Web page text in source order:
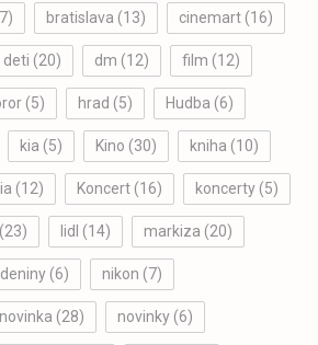
bratislava (13) cinemart(16)
deti (20) dm (12) film (12)
(5) hrad (5) Hudba (6)
kia (5) Kino (30) kniha (10)
(12) Koncert(16) koncerty(5)
(23) lidl (14) markiza (20)
(6) nikon (7)
novinka (28) novinky(6)